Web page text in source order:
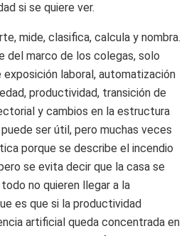
si se quiere ver.
mide, clasifica, calcula y nombra.
del marco de los colegas, solo
laboral, automatización
productividad, transición de
y cambios en la estructura
ser útil, pero muchas veces
porque se describe el incendio
se evita decir que la casa se
no quieren llegar a la
es que si la productividad
artificial queda concentrada en